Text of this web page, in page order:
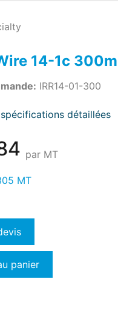
14-1c 300m
IRR14-01-300
détaillées
par MT
MT
panier